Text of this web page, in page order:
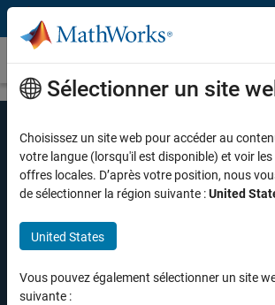
Passer au contenu
Tarifs et licences
Tarifs MATLAB
commercial ou dans le cadre de l'enseignement
universitaire, il existe une licence MATLAB
Sélectionner un site
Choisissez un site web pour accéder au
votre langue (lorsqu'il est disponible) et voir
offres locales. D’après votre position, nous
de sélectionner la région suivante :United
United States
Vous pouvez également sélectionner un site
suivante :